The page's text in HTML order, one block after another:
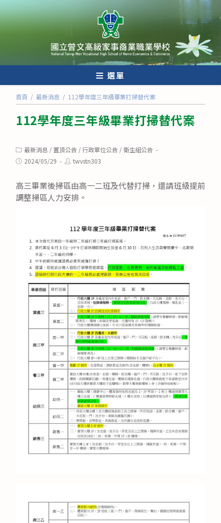
跳
轉
至
內
選單
首頁 / 最新消息 / 112學年度三年級畢業打掃替代案
112學年度三年級畢業打掃替代案
Post
category:
最新消息 / 置頂公告 /行政單位公告 /衛生組公告
Post2024/05/29
Posttwvstn303
高三畢業後掃區由高一二班及代替打掃，還請班級提前
調整掃區人力安排。